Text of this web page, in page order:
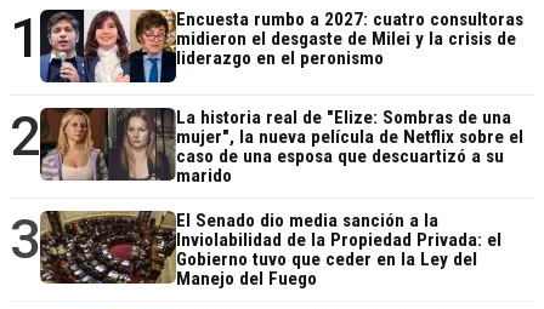
1
Encuesta rumbo a 2027: cuatro consultoras
midieron el desgaste de Milei y la crisis de
liderazgo en el peronismo
2
La historia real de "Elize: Sombras de una
mujer", la nueva película de Netflix sobre el
caso de una esposa que descuartizó a su
marido
3
El Senado dio media sanción a la
Inviolabilidad de la Propiedad Privada: el
Gobierno tuvo que ceder en la Ley del
Manejo del Fuego